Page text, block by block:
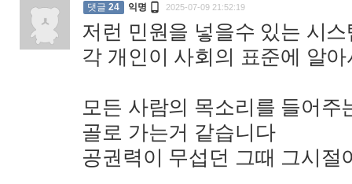
댓글 24 익명  2025-07-09 21:52:19
저런 민원을 넣을수 있는 시
각 개인이 사회의 표준에 알
모든 사람의 목소리를 들어
골로 가는거 같습니다
공권력이 무섭던 그때 그시